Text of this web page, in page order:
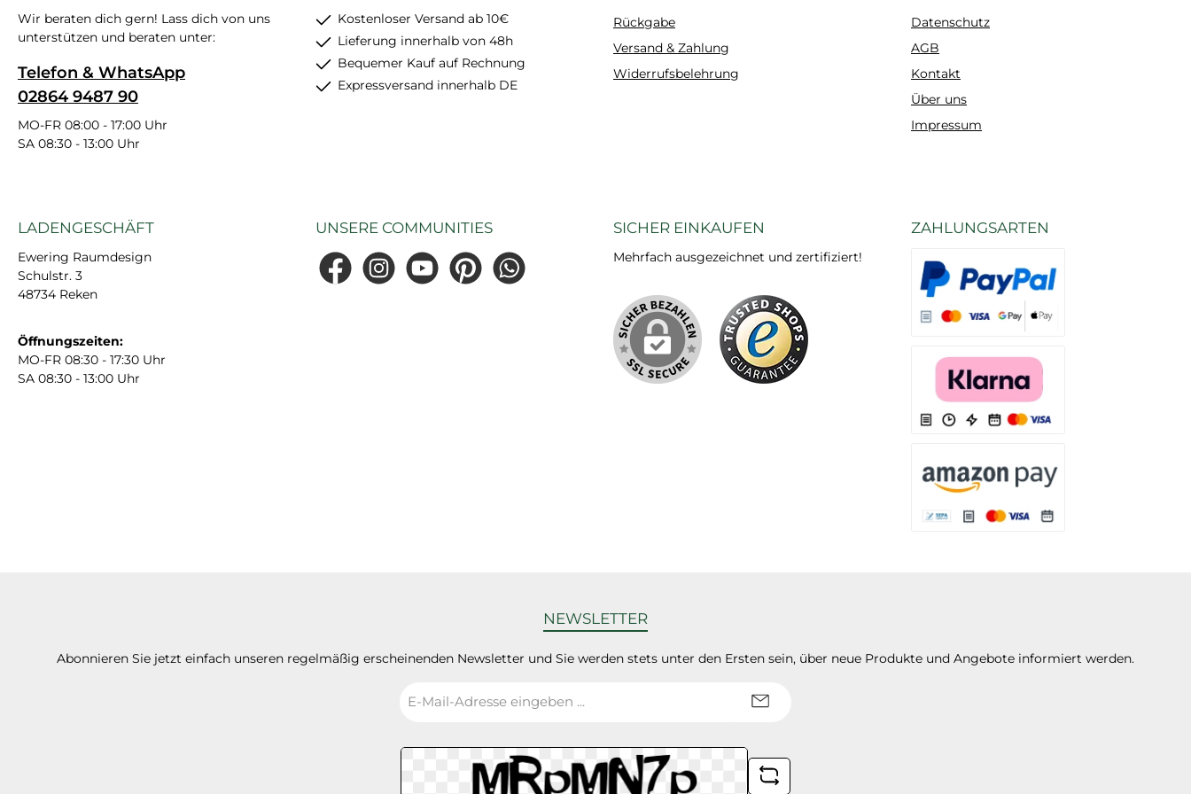
Wir beraten dich gern! Lass dich von uns
unterstützen und beraten unter:
Telefon & WhatsApp
02864 9487 90
MO-FR 08:00 - 17:00 Uhr
SA 08:30 - 13:00 Uhr
Kostenloser Versand ab 10€
Lieferung innerhalb von 48h
Bequemer Kauf auf Rechnung
Expressversand innerhalb DE
Rückgabe
Versand & Zahlung
Widerrufsbelehrung
Datenschutz
AGB
Kontakt
Über uns
Impressum
LADENGESCHÄFT
Ewering Raumdesign
Schulstr. 3
48734 Reken
Öffnungszeiten:
MO-FR 08:30 - 17:30 Uhr
SA 08:30 - 13:00 Uhr
UNSERE COMMUNITIES
FacebookInstagramYouTubePinterestWhatsApp
SICHER EINKAUFEN
Mehrfach ausgezeichnet und zertifiziert!
ZAHLUNGSARTEN
NEWSLETTER
Abonnieren Sie jetzt einfach unseren regelmäßig erscheinenden Newsletter und Sie werden stets unter den Ersten sein, über neue Produkte und Angebote informiert werden.
Mail-
*